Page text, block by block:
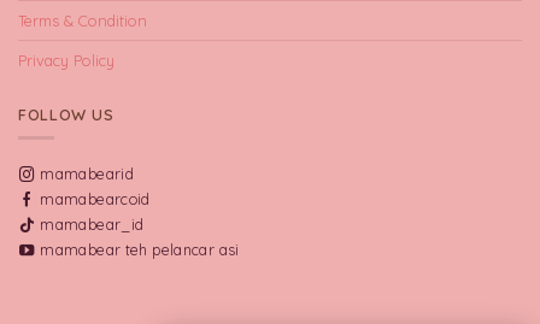
Terms & Condition
Privacy Policy
FOLLOW US
mamabearid
mamabearcoid
mamabear_id
mamabear teh pelancar asi